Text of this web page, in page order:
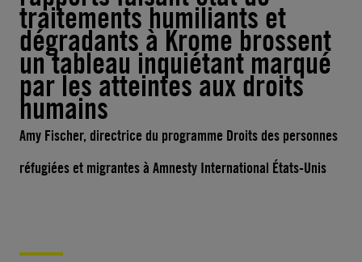
traitements humiliants et
dégradants à Krome brossent
un tableau inquiétant marqué
par les atteintes aux droits
humains
Amy Fischer, directrice du programme Droits des personnes
réfugiées et migrantes à Amnesty International États-Unis